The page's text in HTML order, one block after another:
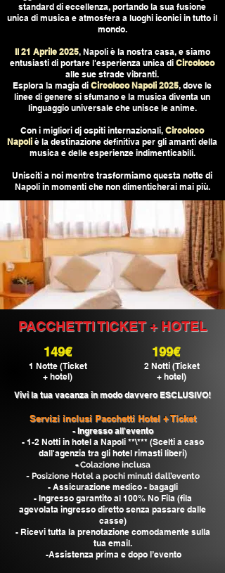
standard di eccellenza, portando la sua fusione
unica di musica e atmosfera a luoghi iconici in tutto il
mondo.
Il 21 Aprile 2025, Napoli è la nostra casa, e siamo
entusiasti di portare l'esperienza unica di Circoloco
alle sue strade vibranti.
Esplora la magia di Circoloco Napoli 2025, dove le
linee di genere si sfumano e la musica diventa un
linguaggio universale che unisce le anime.
Con i migliori dj ospiti internazionali, Circoloco
Napoli è la destinazione definitiva per gli amanti della
musica e delle esperienze indimenticabili.
Unisciti a noi mentre trasformiamo questa notte di
Napoli in momenti che non dimenticherai mai più.
PACCHETTI TICKET + HOTEL
149€
1 Notte (Ticket
+ hotel)
199€
2 Notti (Ticket
+ hotel)
Vivi la tua vacanza in modo davvero ESCLUSIVO!
Servizi inclusi Pacchetti Hotel + Ticket
- Ingresso all'evento
- 1-2 Notti in hotel a Napoli **\*** (Scelti a caso
dall'agenzia tra gli hotel rimasti liberi)
-Colazione inclusa
- Posizione Hotel a pochi minuti dall’evento
- Assicurazione medico - bagagli
- Ingresso garantito al 100% No Fila (fila
agevolata ingresso diretto senza passare dalle
casse)
- Ricevi tutta la prenotazione comodamente sulla
tua email.
-Assistenza prima e dopo l’evento